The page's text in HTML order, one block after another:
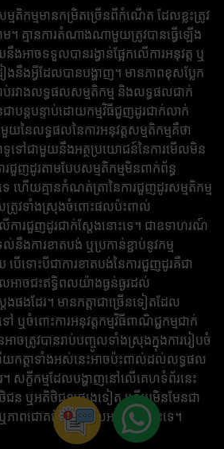
មតិកម្ម​មាន​កម្រិត​ច្រើន​ពី​កំណើត ដែល​ខ្លះ​ត្រូវ​
គ្មានការតំណាងណាមួយត្រូវបានធ្វើឡើង
ចទទួលបានរង្វាន់ផ្អែកលើការអនុវត្ត ឬ
នឹងអ្វីដែលបានបង្ហាញ។ មានភាពខុសប្លែក
ប់រវាងលទ្ធផលសម្មតិកម្ម និងលទ្ធផលជាក់
ាបន្តបន្ទាប់ដោយកម្មវិធីជួញដូរជាក់លាក់
លទ្ធផលនៃការអនុវត្តសម្មតិកម្មគឺថា
ទូទៅជាមួយនឹងអត្ថប្រយោជន៍នៃការមើលមិន
ញដូរតាមបែបសម្មតិកម្មមិនពាក់ព័ន្ធ
ហើយគ្មានកំណត់ត្រានៃការជួញដូរសម្មតិកម្ម
វទាំងស្រុងចំពោះផលប៉ះពាល់
ការជួញដូរជាក់ស្តែងនោះទេ។ ជាឧទាហរណ៍
នឹងការខាតបង់ ឬប្រកាន់ខ្ជាប់នូវកម្ម
ើទោះបីជាការខាតបង់នៃការជួញដូរគឺជា
ចជះឥទ្ធិពលយ៉ាងធ្ងន់ធ្ងរដល់
ផងដែរ។ មានកត្តាជាច្រើនទៀតដែល
ឬចំពោះការអនុវត្តកម្មវិធីពាណិជ្ជកម្មជាក់
ត្រូវបានរាប់បញ្ចូលទាំងស្រុងក្នុងការរៀបចំ
កត្តាទាំងអស់នេះអាចប៉ះពាល់ដល់លទ្ធផល
។ សក្ខីកម្មដែលបង្ហាញនៅលើគេហទំព័រនេះ
ន ឬអតិថិជនផ្សេងទៀត ហើយមិនមែនជា
ត ឬភាពជោគជ័យនាពេលអនាគតនោះទេ។